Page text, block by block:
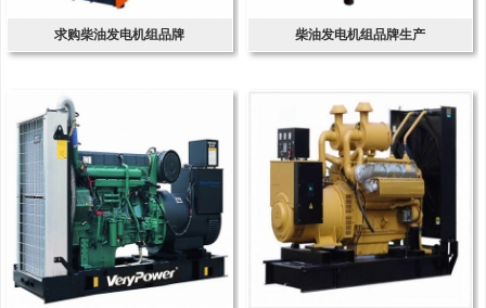
求购柴油发电机组品牌 柴油发电机组品牌生产